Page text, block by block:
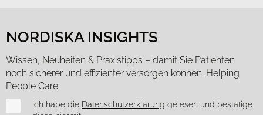
NORDISKA INSIGHTS
Wissen, Neuheiten & Praxistipps – damit Sie Patienten
noch sicherer und effizienter versorgen können. Helping
People Care.
NewsletterIch habe die Datenschutzerklärung gelesen und bestätige